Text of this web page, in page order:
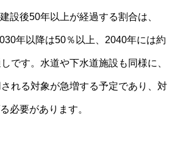
設後50年以上が経過する割合は、
年以降は50％以上、2040年には約
です。水道や下水道施設も同様に、
れる対象が急増する予定であり、対
必要があります。